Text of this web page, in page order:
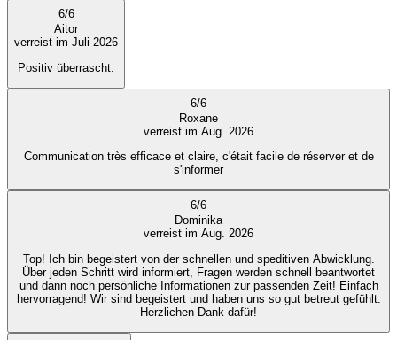
6/6
Aitor
verreist im Juli 2026
Positiv überrascht.
6/6
Roxane
verreist im Aug. 2026
Communication très efficace et claire, c'était facile de réserver et de
s'informer
6/6
Dominika
verreist im Aug. 2026
Top! Ich bin begeistert von der schnellen und speditiven Abwicklung.
Über jeden Schritt wird informiert, Fragen werden schnell beantwortet
und dann noch persönliche Informationen zur passenden Zeit! Einfach
hervorragend! Wir sind begeistert und haben uns so gut betreut gefühlt.
Herzlichen Dank dafür!